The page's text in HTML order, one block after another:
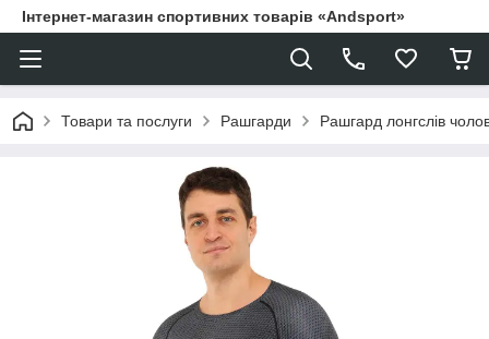
Інтернет-магазин спортивних товарів «Andsport»
Товари та послуги Рашгарди Рашгард лонгслів